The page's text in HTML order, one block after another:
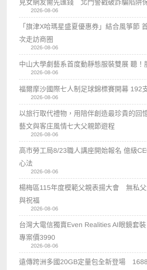
見女網友需先匯錢 北門警戳破詐騙陷阱
2026-08-06
「旗津X哈瑪星盛夏優惠券」結合風箏節
次走訪商圈
2026-08-06
中山大學劇藝系首度動靜態服裝雙展 聽！
2026-08-06
福爾摩沙國際七人制足球錦標賽開幕 192
2026-08-06
以旅行取代禮物，用陪伴創造最珍貴的回
藝文與客庄風情七大父親節遊程
2026-08-06
高市勞工局8/23職人講座開始報名 億級
心法
2026-08-06
楊梅區115年度模範父親表揚大會 無私
與祝福
2026-08-06
台灣大電信獨賣Even Realities AI眼鏡套
專案價3990
2026-08-06
遠傳跨洲多國20GB定量包全新登場